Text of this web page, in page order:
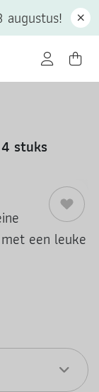
stuks
een leuke